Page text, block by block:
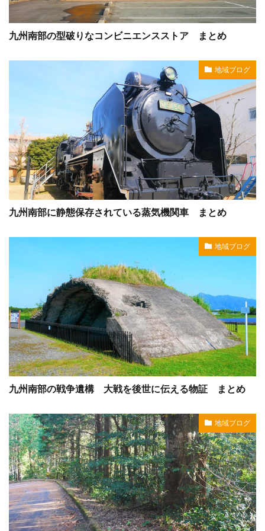
九州南部の型破りなコンビニエンスストア まとめ
地域ブログ
九州南部に静態保存されている蒸気機関車 まとめ
地域ブログ
九州南部の戦争遺構 大戦を後世に伝える物証 まとめ
地域ブログ